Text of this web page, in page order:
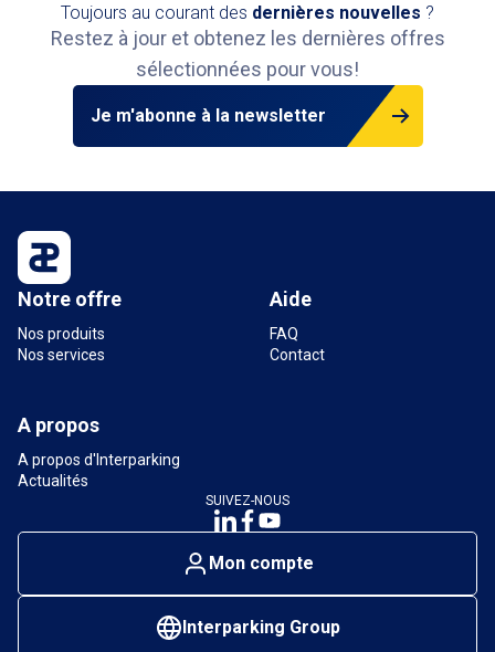
Toujours au courant des dernières nouvelles ?
Restez à jour et obtenez les dernières offres
sélectionnées pour vous!
Je m'abonne à la newsletter
Notre offre
Nos produits
Nos services
Aide
FAQ
Contact
A propos
A propos d'Interparking
Actualités
SUIVEZ-NOUS
Mon compte
Interparking Group